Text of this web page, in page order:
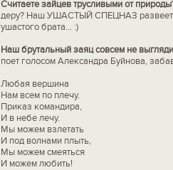
Считаете зайцев трусливыми от
деру? Наш УШАСТЫЙ СПЕЦНАЗ развеет
ушастого брата... :)
Наш брутальный заяц совсем не
поет голосом Александра Буйнова,
Любая вершина
Нам всем по плечу.
Приказ командира,
И в небе лечу.
Мы можем взлетать
И под волнами плыть,
Мы можем смеяться
И можем любить!